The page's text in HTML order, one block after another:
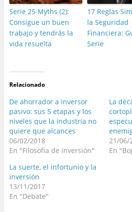
Serie 25 Myths (2):
Consigue un buen
trabajo y tendrás la
vida resuelta
17 Reglas
la Seguridad
Financiera:
Serie
Relacionado
De ahorrador a inversor
pasivo: sus 5 etapas y los
niveles que la industria no
quiere que alcances
06/02/2018
En "Filosofía de inversión"
La
21/06/
En
La suerte, el infortunio y la
inversión
13/11/2017
En "Debate"